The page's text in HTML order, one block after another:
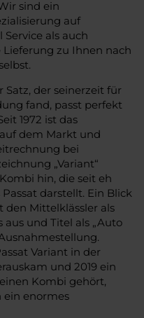
sind ein
auf
als auch
zu Ihnen nach
der seinerzeit für
fand, passt perfekt
1972 ist das
dem Markt und
bei
„Variant“
hin, die seit eh
darstellt. Ein Blick
den Mittelklässler als
und Titel als „Auto
Variant in der
und 2019 ein
Kombi gehört,
ein enormes